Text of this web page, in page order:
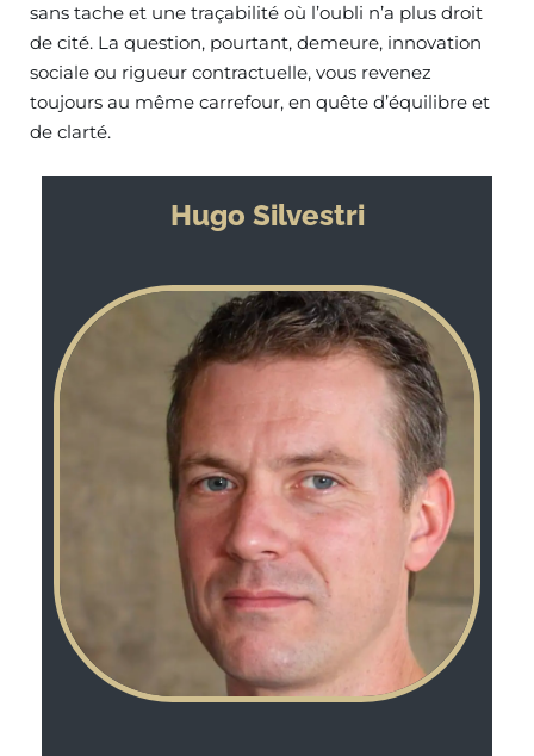
sans tache et une traçabilité où l’oubli n’a plus droit
de cité. La question, pourtant, demeure, innovation
sociale ou rigueur contractuelle, vous revenez
toujours au même carrefour, en quête d’équilibre et
de clarté.
Hugo Silvestri